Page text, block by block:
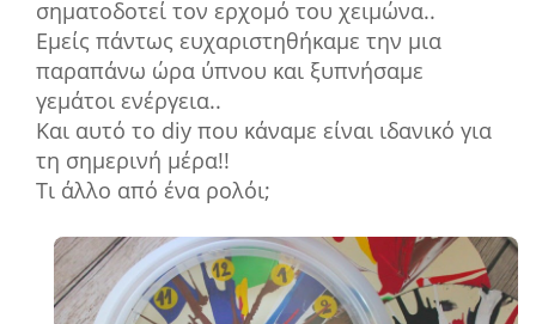
σηματοδοτεί τον ερχομό του χειμώνα..
Εμείς πάντως ευχαριστηθήκαμε την μια
παραπάνω ώρα ύπνου και ξυπνήσαμε
γεμάτοι ενέργεια..
Και αυτό το diy που κάναμε είναι ιδανικό για
τη σημερινή μέρα!!
Τι άλλο από ένα ρολόι;